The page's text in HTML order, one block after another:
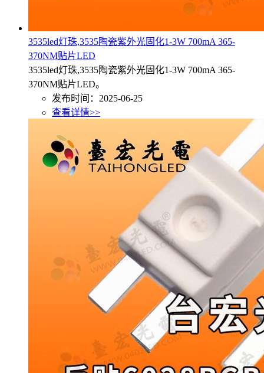
3535led灯珠,3535陶瓷紫外光固化1-3W 700mA 365-
370NM贴片LED
3535led灯珠,3535陶瓷紫外光固化1-3W 700mA 365-
370NM贴片LED。
发布时间：2025-06-25
查看详情>>